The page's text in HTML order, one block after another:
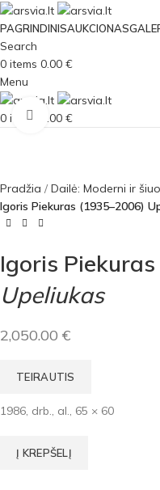
PAGRINDINISAUKCIONAS
Search
0 items 0.00 €
Menu
0 items 0.00 €
Click to enlarge
Pradžia
Dailė: Moderni ir
Igoris Piekuras (1935–2006)
Igoris
Upeliukas
2,050.00 €
TEIRAUTIS
1986, drb., al., 65 × 60
Į KREPŠELĮ